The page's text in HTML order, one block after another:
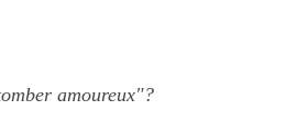
amoureux"?